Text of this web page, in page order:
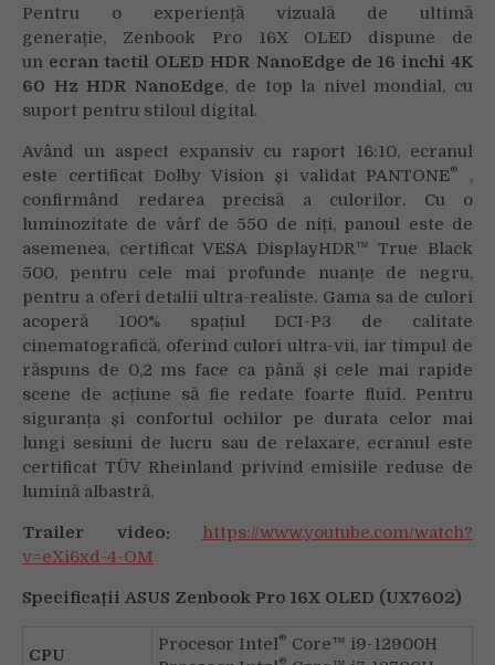
Pentru o experiență vizuală de ultimă
generație, Zenbook Pro 16X OLED dispune de
un ecran tactil OLED HDR NanoEdge de 16 inchi 4K
60 Hz HDR NanoEdge, de top la nivel mondial, cu
suport pentru stiloul digital.
Având un aspect expansiv cu raport 16:10, ecranul
este certificat Dolby Vision și validat PANTONE®
,
confirmând redarea precisă a culorilor. Cu o
luminozitate de vârf de 550 de niți, panoul este de
asemenea, certificat VESA DisplayHDR™ True Black
500, pentru cele mai profunde nuanțe de negru,
pentru a oferi detalii ultra-realiste. Gama sa de culori
acoperă 100% spațiul DCI-P3 de calitate
cinematografică, oferind culori ultra-vii, iar timpul de
răspuns de 0,2 ms face ca până și cele mai rapide
scene de acțiune să fie redate foarte fluid. Pentru
siguranța și confortul ochilor pe durata celor mai
lungi sesiuni de lucru sau de relaxare, ecranul este
certificat TÜV Rheinland privind emisiile reduse de
lumină albastră.
Trailer video:
https://www.youtube.com/watch?
v=eXi6xd-4-OM
Specificații ASUS Zenbook Pro 16X OLED (UX7602)
CPU
Procesor Intel® Core™ i9-12900H